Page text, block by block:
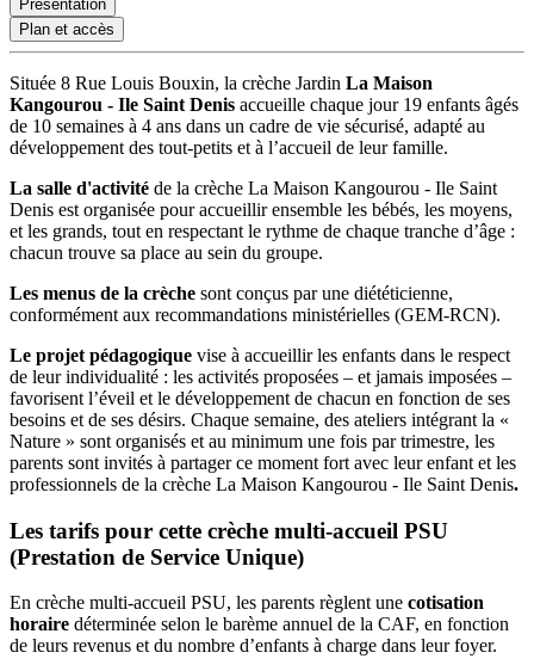
Présentation
Plan et accès
Située 8 Rue Louis Bouxin, la crèche Jardin La Maison
Kangourou - Ile Saint Denis accueille chaque jour 19 enfants âgés
de 10 semaines à 4 ans dans un cadre de vie sécurisé, adapté au
développement des tout-petits et à l’accueil de leur famille.
La salle d'activité de la crèche La Maison Kangourou - Ile Saint
Denis est organisée pour accueillir ensemble les bébés, les moyens,
et les grands, tout en respectant le rythme de chaque tranche d’âge :
chacun trouve sa place au sein du groupe.
Les menus de la crèche sont conçus par une diététicienne,
conformément aux recommandations ministérielles (GEM-RCN).
Le projet pédagogique vise à accueillir les enfants dans le respect
de leur individualité : les activités proposées – et jamais imposées –
favorisent l’éveil et le développement de chacun en fonction de ses
besoins et de ses désirs. Chaque semaine, des ateliers intégrant la «
Nature » sont organisés et au minimum une fois par trimestre, les
parents sont invités à partager ce moment fort avec leur enfant et les
professionnels de la crèche La Maison Kangourou - Ile Saint Denis.
Les tarifs pour cette crèche multi-accueil PSU
(Prestation de Service Unique)
En crèche multi-accueil PSU, les parents règlent une cotisation
horaire déterminée selon le barème annuel de la CAF, en fonction
de leurs revenus et du nombre d’enfants à charge dans leur foyer.